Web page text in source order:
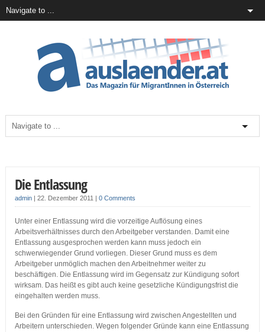
Die Entlassung
admin| 22. Dezember 2011 | 0 Comments
Unter einer Entlassung wird die vorzeitige Auflösung eines
Arbeitsverhältnisses durch den Arbeitgeber verstanden. Damit eine
Entlassung ausgesprochen werden kann muss jedoch ein
schwerwiegender Grund vorliegen. Dieser Grund muss es dem
Arbeitgeber unmöglich machen den Arbeitnehmer weiter zu
beschäftigen. Die Entlassung wird im Gegensatz zur Kündigung sofort
wirksam. Das heißt es gibt auch keine gesetzliche Kündigungsfrist die
eingehalten werden muss.
Bei den Gründen für eine Entlassung wird zwischen Angestellten und
Arbeitern unterschieden. Wegen folgender Gründe kann eine Entlassung